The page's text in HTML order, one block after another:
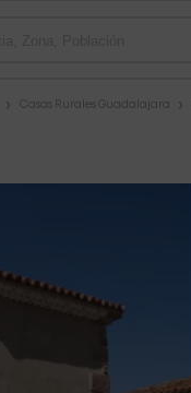
Casas Rurales Guadalajara